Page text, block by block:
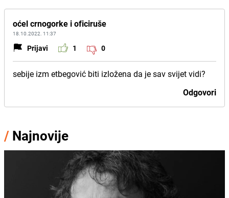
oćel crnogorke i oficiruše
18.10.2022. 11:37
Prijavi 1 0
sebije izm etbegović biti izložena da je sav svijet vidi?
Odgovori
/ Najnovije